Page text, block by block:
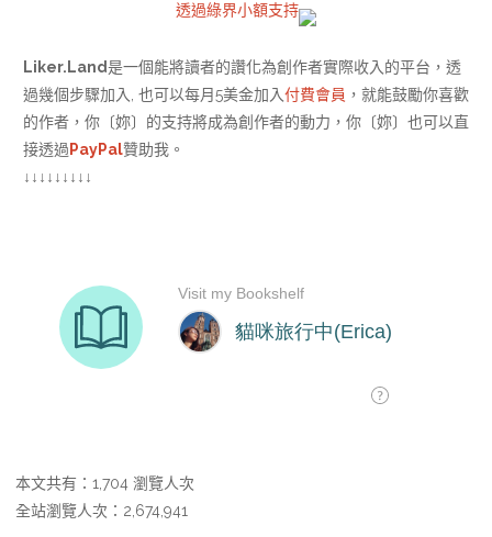
透過綠界小額支持
Liker.Land是一個能將讀者的讚化為創作者實際收入的平台，透
過幾個步驟加入, 也可以每月5美金加入付費會員 ，就能鼓勵你喜歡
的作者，你〔妳〕的支持將成為創作者的動力，你〔妳〕也可以直
接透過 PayPal贊助我。
↓↓↓↓↓↓↓↓↓
本文共有：1,704 瀏覽人次
全站瀏覽人次：2,674,941